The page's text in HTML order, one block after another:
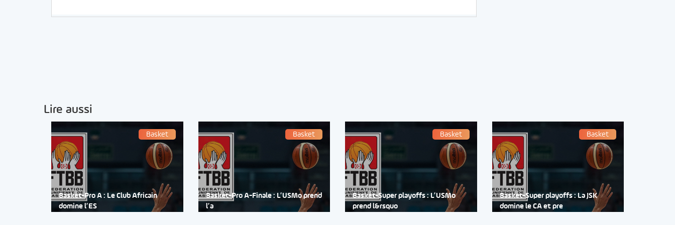
Lire aussi
Basket
Basket-Pro A : Le Club Africain
domine l’ES
Basket
Basket-Pro A-Finale : L’USMo prend
l’a
Basket
Basket-Super playoffs : L’USMo
prend l&rsquo
Basket
Basket-Super playoffs : La JSK
domine le CA et pre